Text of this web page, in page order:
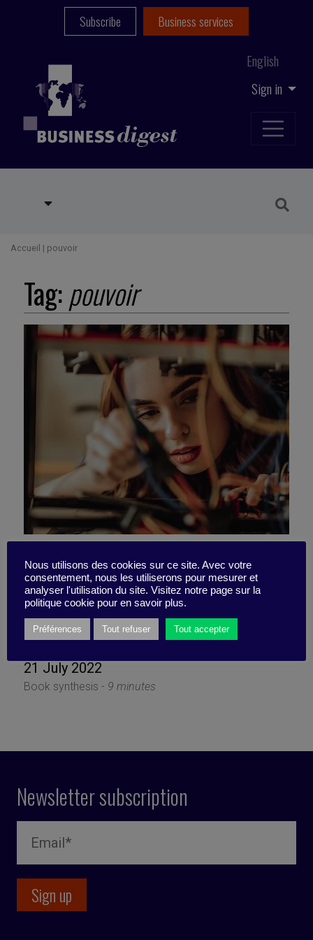
Sign in
English
Subscribe Business services
Accueil | pouvoir
Tag:pouvoir
What you need to change to
have a high-performance
blockchain
21 July 2022
Book synthesis - 9 minutes
Newsletter subscription
Nous utilisons des cookies sur ce site. Avec votre
consentement, nous les utiliserons pour mesurer et
analyser l'utilisation du site. Visitez notre page sur la
politique cookie pour en savoir plus.
Préférences Tout refuser Tout accepter